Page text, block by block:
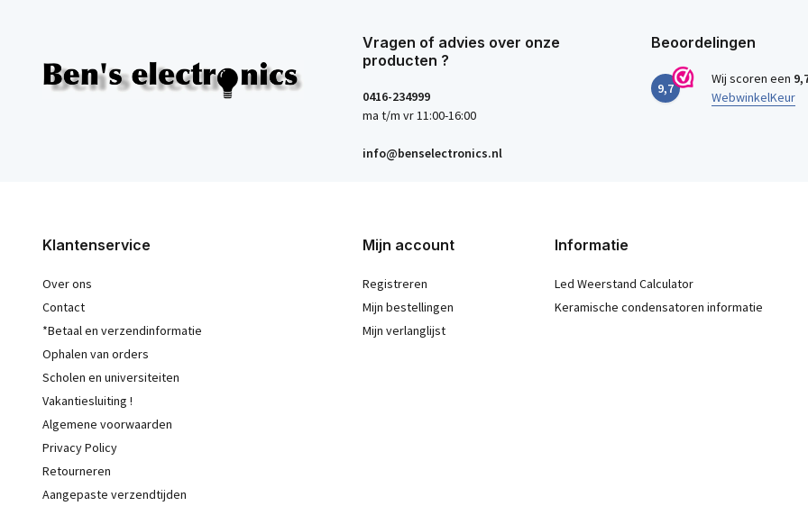
Vragen of advies over onze
producten ?
0416-234999
ma t/m vr 11:00-16:00
info@benselectronics.nl
Beoordelingen
9,7
Wij scoren een
WebwinkelKeur
Klantenservice
Over ons
Contact
*Betaal en verzendinformatie
Ophalen van orders
Scholen en universiteiten
Vakantiesluiting !
Algemene voorwaarden
Privacy Policy
Retourneren
Aangepaste verzendtijden
Mijn account
Registreren
Mijn bestellingen
Mijn verlanglijst
Informatie
Led Weerstand Calculator
Keramische condensatoren informatie